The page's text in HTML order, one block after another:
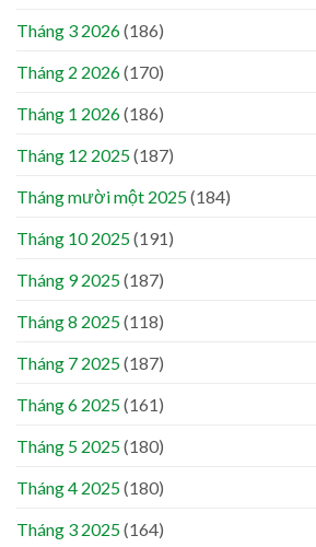
Tháng 3 2026(186)
Tháng 2 2026(170)
Tháng 1 2026(186)
Tháng 12 2025(187)
Tháng mười một 2025(184)
Tháng 10 2025(191)
Tháng 9 2025(187)
Tháng 8 2025(118)
Tháng 7 2025(187)
Tháng 6 2025(161)
Tháng 5 2025(180)
Tháng 4 2025(180)
Tháng 3 2025(164)